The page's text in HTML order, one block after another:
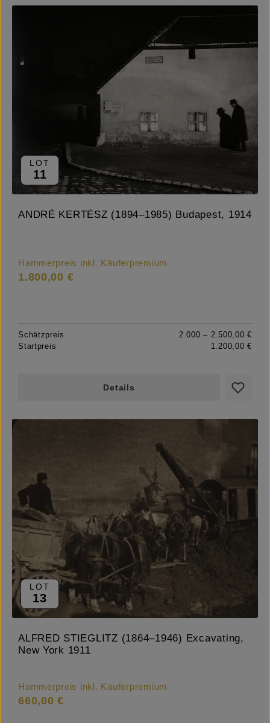
LOT
11
ANDRÉ KERTÉSZ (1894–1985) Budapest, 1914
Hammerpreis inkl. Käuferpremium
1.800,00 €
Schätzpreis
2.000 – 2.500,00 €
Startpreis
1.200,00 €
Details
LOT
13
ALFRED STIEGLITZ (1864–1946) Excavating,
New York 1911
Hammerpreis inkl. Käuferpremium
660,00 €